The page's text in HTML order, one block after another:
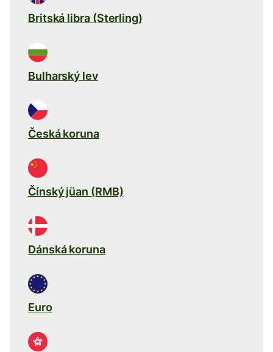
Britská libra (Sterling)
Bulharský lev
Česká koruna
Čínský jüan (RMB)
Dánská koruna
Euro